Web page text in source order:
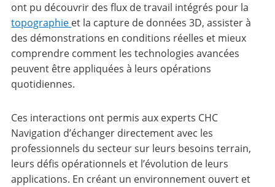
ont pu découvrir des flux de travail intégrés pour la
topographie et la capture de données 3D, assister à
des démonstrations en conditions réelles et mieux
comprendre comment les technologies avancées
peuvent être appliquées à leurs opérations
quotidiennes.
Ces interactions ont permis aux experts CHC
Navigation d’échanger directement avec les
professionnels du secteur sur leurs besoins terrain,
leurs défis opérationnels et l’évolution de leurs
applications. En créant un environnement ouvert et